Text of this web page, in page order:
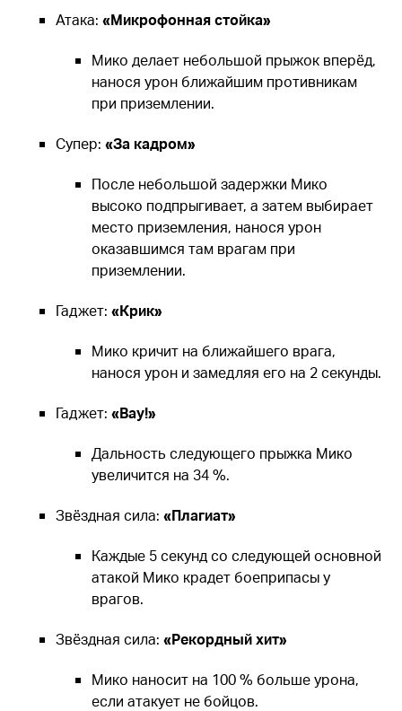
Атака:«Микрофонная стойка»
Мико делает небольшой прыжок вперёд,
нанося урон ближайшим противникам
при приземлении.
Супер:«За кадром»
После небольшой задержки Мико
высоко подпрыгивает, а затем выбирает
место приземления, нанося урон
оказавшимся там врагам при
приземлении.
Гаджет:«Крик»
Мико кричит на ближайшего врага,
нанося урон и замедляя его на 2 секунды.
Гаджет:«Вау!»
Дальность следующего прыжка Мико
увеличится на 34 %.
Звёздная сила:«Плагиат»
Каждые 5 секунд со следующей основной
атакой Мико крадет боеприпасы у
врагов.
Звёздная сила:«Рекордный хит»
Мико наносит на 100 % больше урона,
если атакует не бойцов.